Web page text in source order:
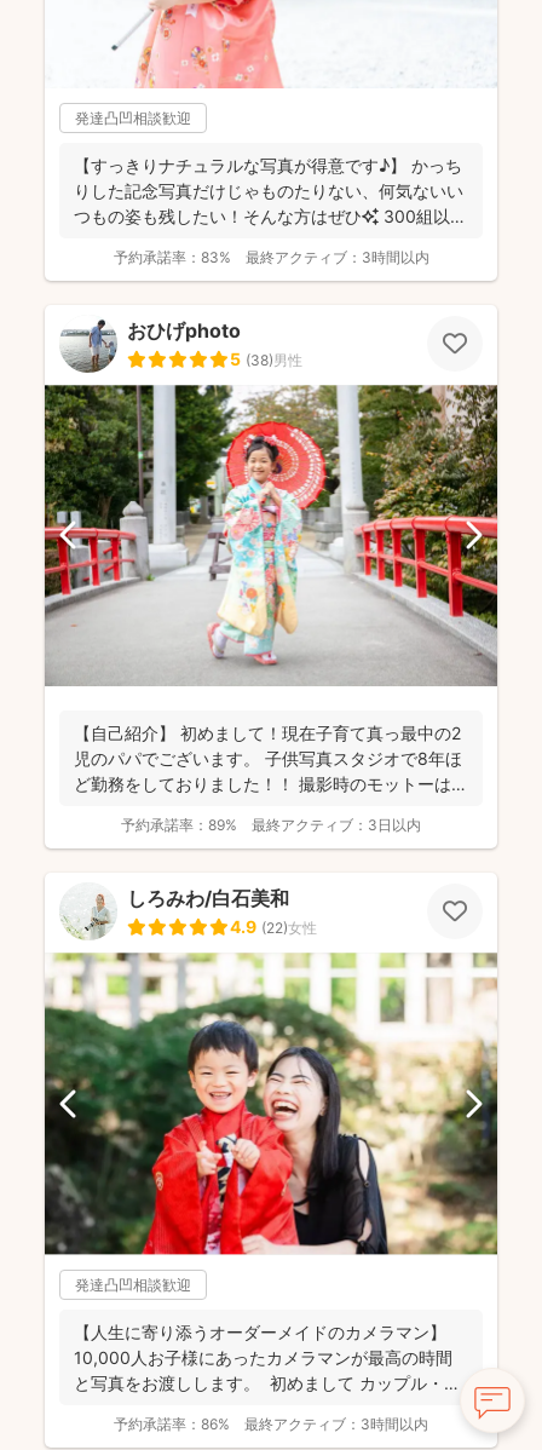
発達凸凹相談歓迎
【すっきりナチュラルな写真が得意です♪】 かっち
りした記念写真だけじゃものたりない、何気ないい
つもの姿も残したい！そんな方はぜひ✨️ 300組以上
予約承諾率： 83% 最終アクティブ： 3時間以内
おひげphoto
5 (38)男性
【自己紹介】 初めまして！現在子育て真っ最中の2
児のパパでございます。 子供写真スタジオで8年ほ
ど勤務をしておりました！！ 撮影時のモットーは
予約承諾率： 89% 最終アクティブ： 3日以内
しろみわ/白石美和
4.9 (22)女性
発達凸凹相談歓迎
【人生に寄り添うオーダーメイドのカメラマン】
10,000人お子様にあったカメラマンが最高の時間
と写真をお渡しします。 初めまして カップル・
予約承諾率： 86% 最終アクティブ： 3時間以内